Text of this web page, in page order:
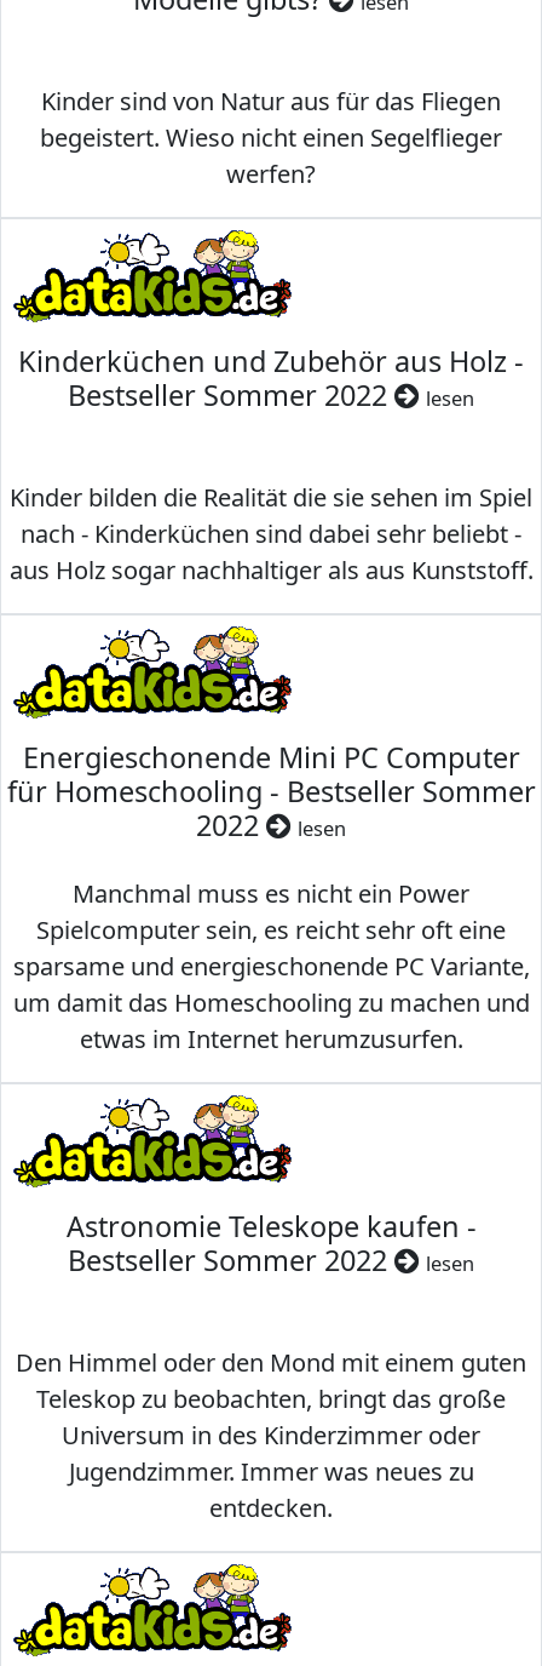
Kinder sind von Natur aus für das Fliegen
begeistert. Wieso nicht einen Segelflieger
werfen?
Kinderküchen und Zubehör aus Holz -
Bestseller Sommer 2022
lesen
Kinder bilden die Realität die sie sehen im Spiel
nach - Kinderküchen sind dabei sehr beliebt -
aus Holz sogar nachhaltiger als aus Kunststoff.
Energieschonende Mini PC Computer
für Homeschooling - Bestseller Sommer
2022
lesen
Manchmal muss es nicht ein Power
Spielcomputer sein, es reicht sehr oft eine
sparsame und energieschonende PC Variante,
um damit das Homeschooling zu machen und
etwas im Internet herumzusurfen.
Astronomie Teleskope kaufen -
Bestseller Sommer 2022
lesen
Den Himmel oder den Mond mit einem guten
Teleskop zu beobachten, bringt das große
Universum in des Kinderzimmer oder
Jugendzimmer. Immer was neues zu
entdecken.